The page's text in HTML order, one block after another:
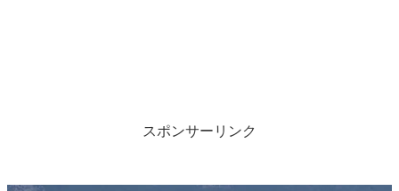
スポンサーリンク